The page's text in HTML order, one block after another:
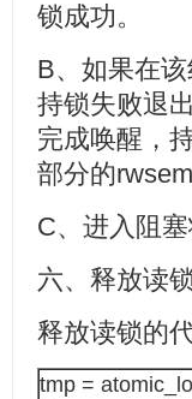
锁成功。
B、如果在
持锁失败退
完成唤醒，
部分的
C、进入阻
六、释放读锁
释放读锁的
tmp =